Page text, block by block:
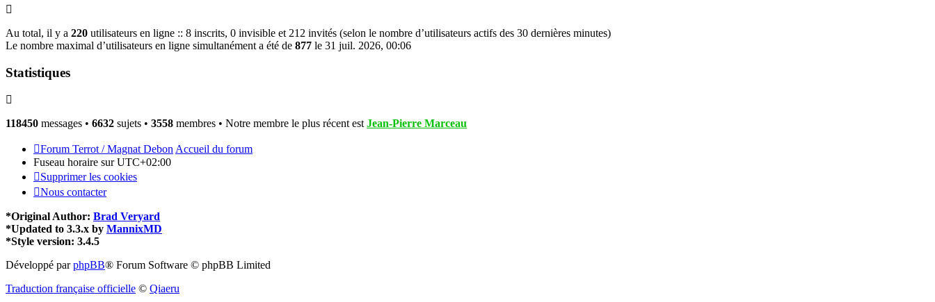
Au total, il y a 220 utilisateurs en ligne :: 8 inscrits, 0 invisible et 212 invités (selon le nombre d’utilisateurs actifs des 30 dernières minutes)
Le nombre maximal d’utilisateurs en ligne simultanément a été de 877 le 31 juil. 2026, 00:06
Statistiques
118450 messages • 6632 sujets • 3558 membres • Notre membre le plus récent est Jean-Pierre Marceau
Forum Terrot / Magnat Debon Accueil du forum
Fuseau horaire surUTC+02:00
Supprimer les cookies
Nous contacter
*Original Author: Brad Veryard
*Updated to 3.3.x by MannixMD
*Style version: 3.4.5
Développé parphpBB® Forum Software © phpBB Limited
Traduction française officielle © Qiaeru